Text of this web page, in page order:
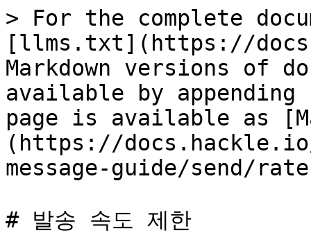
> For the complete
[llms.txt](https://
Markdown versions of
available by
page is available as
(https://
message-guide/send/
# 발송 속도 제한